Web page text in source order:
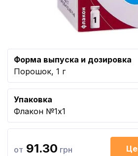
Форма выпуска и дозировка
Порошок, 1 г
Упаковка
Флакон №1x1
от 91.30 грн